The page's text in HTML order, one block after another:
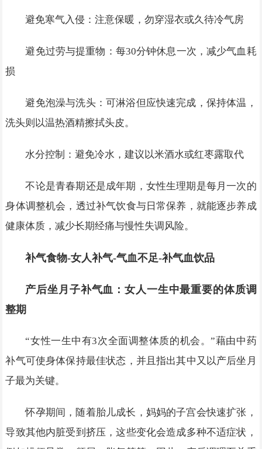
避免寒气入侵：注意保暖，勿穿湿衣或久待冷气房
避免过劳与提重物：每30分钟休息一次，减少气血耗
损
避免泡澡与洗头：可淋浴但应快速完成，保持体温，
洗头则以温热酒精擦拭头皮。
水分控制：避免冷水，建议以米酒水或红枣露取代
不论是青春期还是成年期，女性生理期是每月一次的
身体调整机会，透过补气饮食与日常保养，就能逐步养成
健康体质，减少长期经痛与慢性失调风险。
补气食物-女人补气-气血不足-补气血饮品
产后坐月子补气血：女人一生中最重要的体质调
整期
“女性一生中有3次全面调整体质的机会。”藉由中药
补气可使身体保持最佳状态，并且指出其中又以产后坐月
子最为关键。
怀孕期间，随着胎儿成长，妈妈的子宫会快速扩张，
导致其他内脏受到挤压，这些变化会造成多种不适症状，